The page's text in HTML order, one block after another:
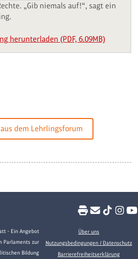
„Gib niemals auf!“, sagt ein
herunterladen (PDF, 6.09MB)
dem Lehrlingsforum
- Ein Angebot
Parlaments zur
Bildung
Über uns
Nutzungsbedingungen / Datenschutz
Barrierefreiheitserklärung